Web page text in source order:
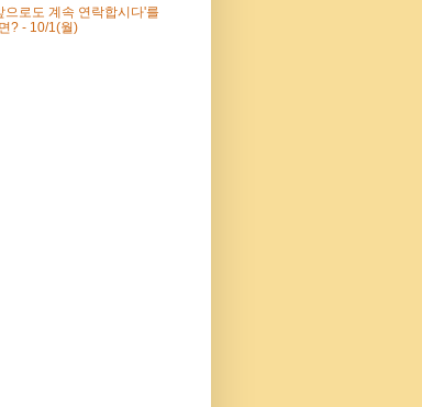
으로도 계속 연락합시다'를
? - 10/1(월)